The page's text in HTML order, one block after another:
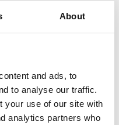
About
and ads, to
to analyse our traffic.
your use of our site with
analytics partners who
Mazzei Architects
Architecture &
Lucio Fontana] |